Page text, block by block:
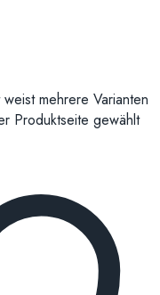
mehrere Varianten
Produktseite gewählt